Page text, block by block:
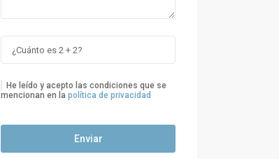
He leído y acepto las condiciones que se
mencionan en la política de privacidad